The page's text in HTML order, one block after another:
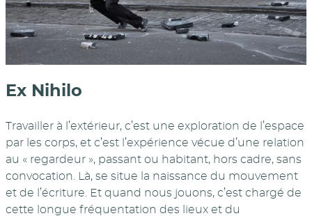
Ex Nihilo
Travailler à l’extérieur, c’est une exploration de l’espace
par les corps, et c’est l’expérience vécue d’une relation
au « regardeur », passant ou habitant, hors cadre, sans
convocation. Là, se situe la naissance du mouvement
et de l’écriture. Et quand nous jouons, c’est chargé de
cette longue fréquentation des lieux et du